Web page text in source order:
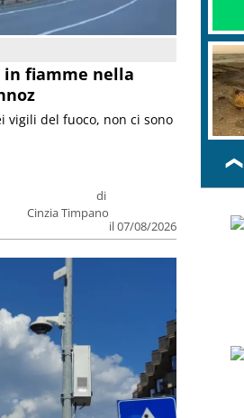
in fiamme nella
di
Cinzia Timpano
il 07/08/2026
vigili del fuoco, non ci sono
❮